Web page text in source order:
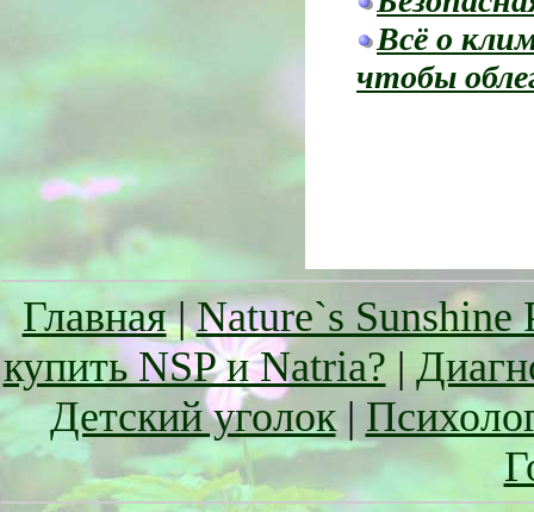
Всё о
чтобы
Главная|Nature`s Sunshine
купить NSP и Natria? |
Детский уголок|